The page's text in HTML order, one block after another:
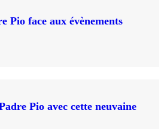
Pio face aux évènements
Pio avec cette neuvaine